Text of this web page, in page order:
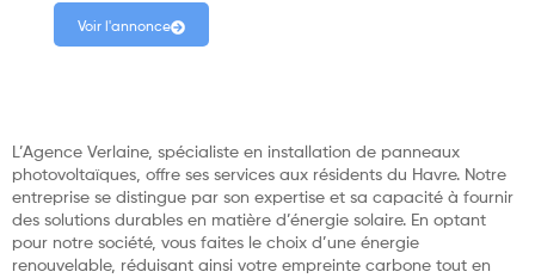
Voir l'annonce
L’Agence Verlaine, spécialiste en installation de panneaux
photovoltaïques, offre ses services aux résidents du Havre. Notre
entreprise se distingue par son expertise et sa capacité à fournir
des solutions durables en matière d’énergie solaire. En optant
pour notre société, vous faites le choix d’une énergie
renouvelable, réduisant ainsi votre empreinte carbone tout en